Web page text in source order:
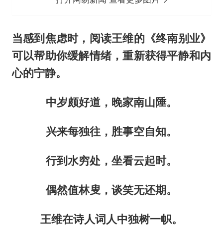
当感到焦虑时，阅读王维的《终南别业》
可以帮助你缓解情绪，重新获得平静和内
心的宁静。
中岁颇好道，晚家南山陲。
兴来每独往，胜事空自知。
行到水穷处，坐看云起时。
偶然值林叟，谈笑无还期。
王维在诗人词人中独树一帜。